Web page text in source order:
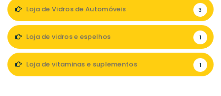
Loja de Vidros de Automóveis 3
Loja de vidros e espelhos 1
Loja de vitaminas e suplementos 1